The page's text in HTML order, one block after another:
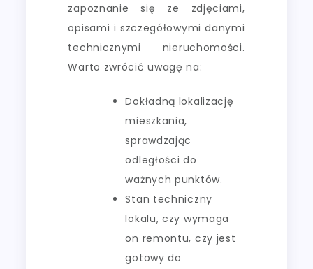
zapoznanie się ze zdjęciami,
opisami i szczegółowymi danymi
technicznymi nieruchomości.
Warto zwrócić uwagę na:
Dokładną lokalizację
mieszkania,
sprawdzając
odległości do
ważnych punktów.
Stan techniczny
lokalu, czy wymaga
on remontu, czy jest
gotowy do